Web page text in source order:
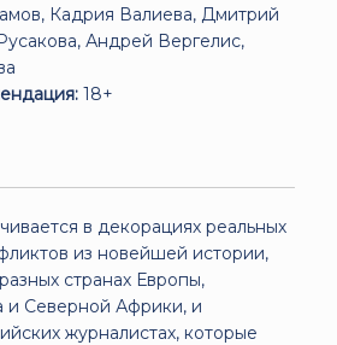
Кадрия Валиева, Дмитрий
Андрей Вергелис,
18+
в декорациях реальных
из новейшей истории,
странах Европы,
и Северной Африки, и
журналистах, которые